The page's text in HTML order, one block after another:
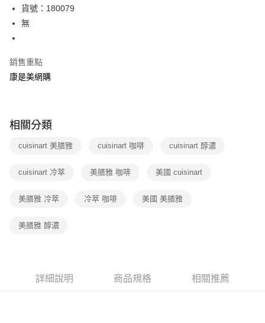
LINE Pay
Apple Pay
悠遊付
運送方式
宅配-下單後3-5個工作天配送(不含預購品)，箱購品分箱出貨
貨號：180079
無
銷售重點
康是美網購
相關分類
cuisinart 美膳雅 cuisinart 咖啡 cuisinart 醇濃
cuisinart 冷萃 美膳雅 咖啡 美國 cuisinart
美膳雅 冷萃 冷萃 咖啡 美國 美膳雅
美膳雅 醇濃
詳細說明 商品規格 相關推薦